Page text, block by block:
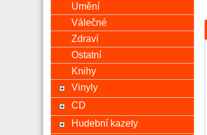
Umění
Válečné
Zdraví
Ostatní
Knihy
Vinyly
CD
Hudební kazety